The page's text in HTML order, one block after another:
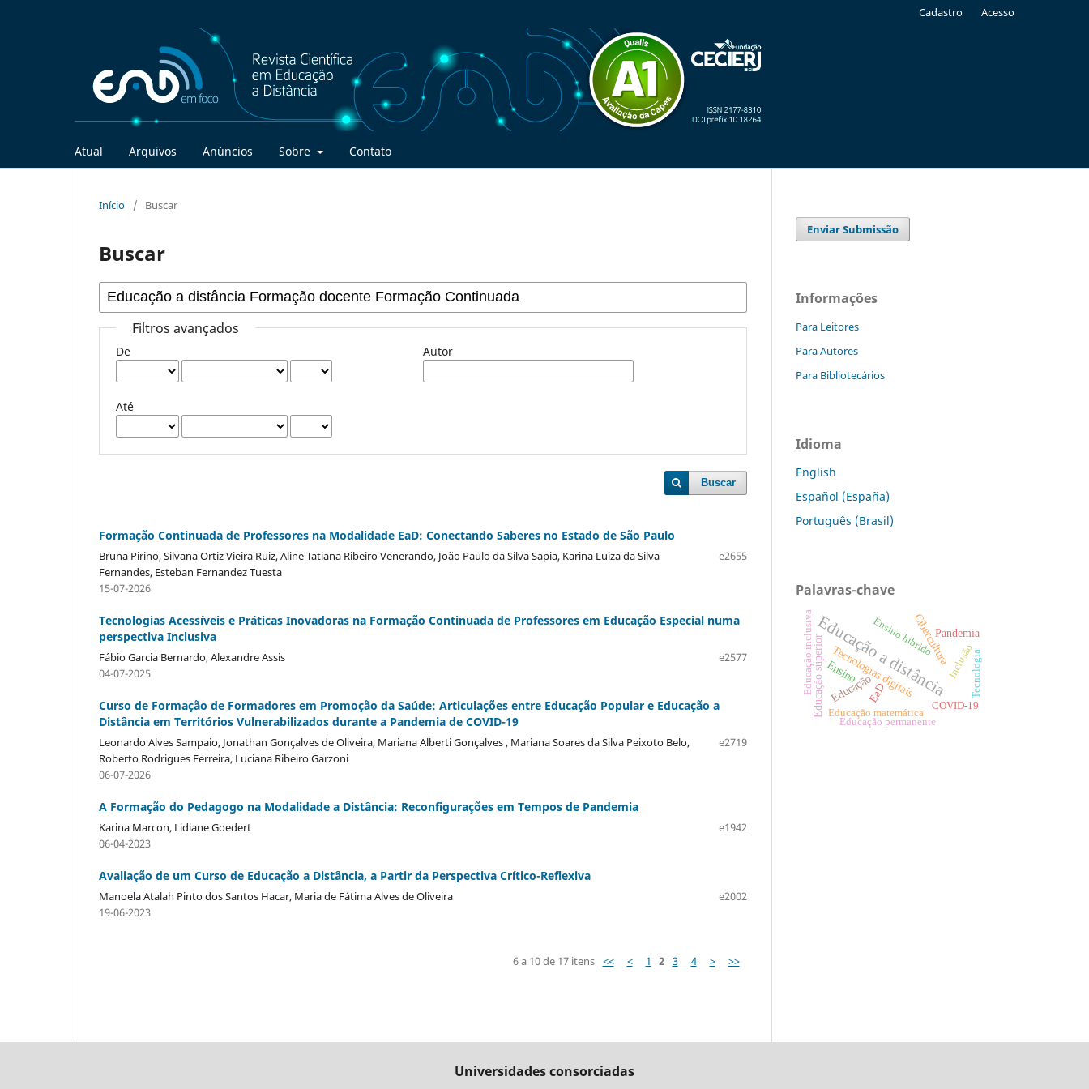
Atual Arquivos Anúncios Sobre Contato
Cadastro Acesso
Início / Buscar
Buscar
Filtros avançados
De
Até
Autor
Buscar
Formação Continuada de Professores na Modalidade EaD: Conectando Saberes no Estado de São Paulo
Bruna Pirino, Silvana Ortiz Vieira Ruiz, Aline Tatiana Ribeiro Venerando, João Paulo da Silva Sapia, Karina Luiza da Silva
Fernandes, Esteban Fernandez Tuesta
e2655
15-07-2026
Tecnologias Acessíveis e Práticas Inovadoras na Formação Continuada de Professores em Educação Especial numa
perspectiva Inclusiva
Fábio Garcia Bernardo, Alexandre Assis
e2577
04-07-2025
Curso de Formação de Formadores em Promoção da Saúde: Articulações entre Educação Popular e Educação a
Distância em Territórios Vulnerabilizados durante a Pandemia de COVID-19
Leonardo Alves Sampaio, Jonathan Gonçalves de Oliveira, Mariana Alberti Gonçalves , Mariana Soares da Silva Peixoto Belo,
Roberto Rodrigues Ferreira, Luciana Ribeiro Garzoni
e2719
06-07-2026
A Formação do Pedagogo na Modalidade a Distância: Reconfigurações em Tempos de Pandemia
Karina Marcon, Lidiane Goedert
e1942
06-04-2023
Avaliação de um Curso de Educação a Distância, a Partir da Perspectiva Crítico-Reflexiva
Manoela Atalah Pinto dos Santos Hacar, Maria de Fátima Alves de Oliveira
e2002
19-06-2023
6 a 10 de 17 itens << < 1 2 3 4 > >>
Enviar Submissão
Informações
Para Leitores
Para Autores
Para Bibliotecários
Idioma
English
Español (España)
Português (Brasil)
Palavras-chave
Educação a distância
Educação
Ensino
Cibercultura
Tecnologias digitais
Educação superior EaD
Pandemia
Inclusão
Educação inclusiva Ensino híbrido
Educação matemática
COVID-19
Tecnologia
Educação permanente
Universidades consorciadas